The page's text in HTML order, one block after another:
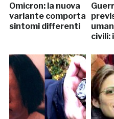
Omicron: la nuova
variante comporta
sintomi differenti
civili: